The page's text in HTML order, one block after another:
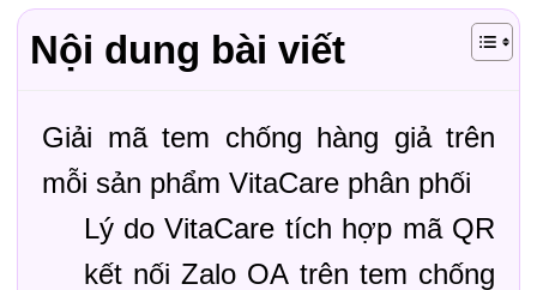
Nội dung bài viết
Giải mã tem chống hàng giả trên
mỗi sản phẩm VitaCare phân phối
Lý do VitaCare tích hợp mã QR
kết nối Zalo OA trên tem chống